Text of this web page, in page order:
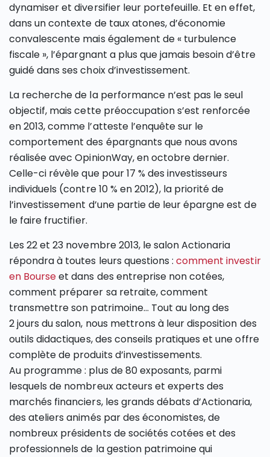
dynamiser et diversifier leur portefeuille. Et en effet,
dans un contexte de taux atones, d’économie
convalescente mais également de « turbulence
fiscale », l’épargnant a plus que jamais besoin d’être
guidé dans ses choix d’investissement.
La recherche de la performance n’est pas le seul
objectif, mais cette préoccupation s’est renforcée
en 2013, comme l’atteste l’enquête sur le
comportement des épargnants que nous avons
réalisée avec OpinionWay, en octobre dernier.
Celle-ci révèle que pour 17 % des investisseurs
individuels (contre 10 % en 2012), la priorité de
l’investissement d’une partie de leur épargne est de
le faire fructifier.
Les 22 et 23 novembre 2013, le salon Actionaria
répondra à toutes leurs questions :comment investir
en Bourseet dans des entreprise non cotées,
comment préparer sa retraite, comment
transmettre son patrimoine… Tout au long des
2 jours du salon, nous mettrons à leur disposition des
outils didactiques, des conseils pratiques et une offre
complète de produits d’investissements.
Au programme : plus de 80 exposants, parmi
lesquels de nombreux acteurs et experts des
marchés financiers, les grands débats d’Actionaria,
des ateliers animés par des économistes, de
nombreux présidents de sociétés cotées et des
professionnels de la gestion patrimoine qui